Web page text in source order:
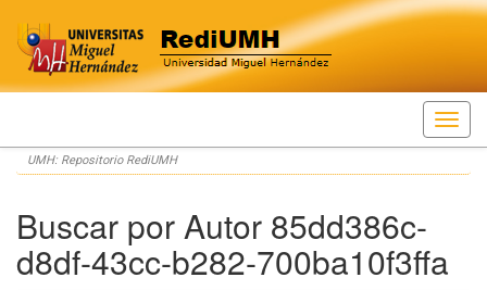
Skip
navigation
UMH: Repositorio RediUMH
Buscar por Autor 85dd386c-
d8df-43cc-b282-700ba10f3ffa